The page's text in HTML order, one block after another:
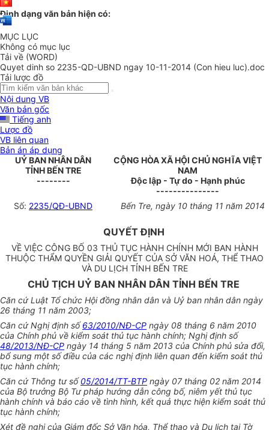
Định dạng văn bản hiện có:
MỤC LỤC
Không có mục lục
Tải về (WORD)
Quyet dinh so 2235-QD-UBND ngay 10-11-2014 (Con hieu luc).doc
Tải lược đồ
Nội dung VB
Văn bản gốc
Tiếng anh
Lược đồ
VB liên quan
Bản án áp dụng
UỶ BAN NHÂN DÂN
TỈNH BẾN TRE
--------
CỘNG HÒA XÃ HỘI CHỦ NGHĨA VIỆT
NAM
Độc lập - Tự do - Hạnh phúc
---------------
Số: 2235/QĐ-UBND Bến Tre, ngày 10 tháng 11 năm 2014
QUYẾT ĐỊNH
VỀ VIỆC CÔNG BỐ 03 THỦ TỤC HÀNH CHÍNH MỚI BAN HÀNH
THUỘC THẨM QUYỀN GIẢI QUYẾT CỦA SỞ VĂN HOÁ, THỂ THAO
VÀ DU LỊCH TỈNH BẾN TRE
CHỦ TỊCH UỶ BAN NHÂN DÂN TỈNH BẾN TRE
Căn cứ Luật Tổ chức Hội đồng nhân dân và Uỷ ban nhân dân ngày
26 tháng 11 năm 2003;
Căn cứ Nghị định số63/2010/NĐ-CP ngày 08 tháng 6 năm 2010
của Chính phủ về kiểm soát thủ tục hành chính; Nghị định số
48/2013/NĐ-CP ngày 14 tháng 5 năm 2013 của Chính phủ sửa đổi,
bổ sung một số điều của các nghị định liên quan đến kiểm soát thủ
tục hành chính;
Căn cứ Thông tư số05/2014/TT-BTP ngày 07 tháng 02 năm 2014
của Bộ trưởng Bộ Tư pháp hướng dẫn công bố, niêm yết thủ tục
hành chính và báo cáo về tình hình, kết quả thực hiện kiểm soát thủ
tục hành chính;
Xét đề nghị của Giám đốc Sở Văn hóa, Thể thao và Du lịch tại Tờ